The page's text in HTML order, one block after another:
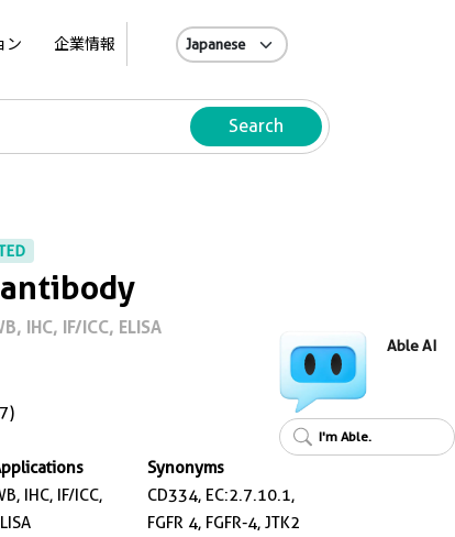
ン 企業情報
Search
IHC, IF/ICC, ELISA
IHC, IF/ICC,
Synonyms
CD334, EC:2.7.10.1,
FGFR 4, FGFR-4, JTK2
Able AI
I'm Able.